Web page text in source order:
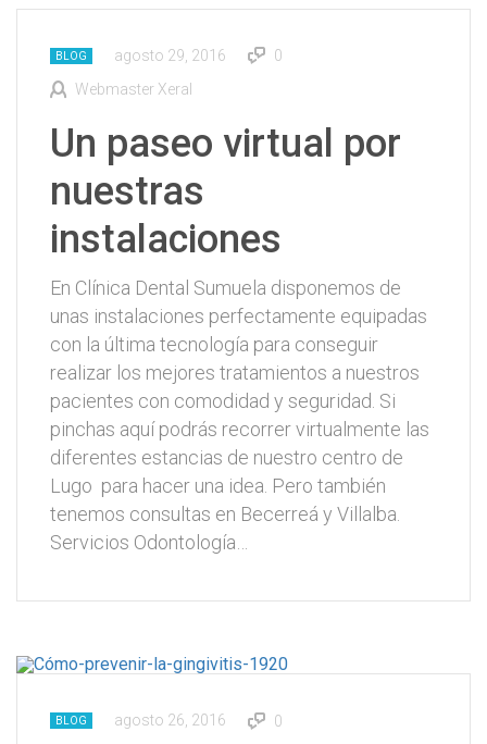
BLOG agosto 29, 2016
0
Webmaster Xeral
Un paseo virtual por
nuestras
instalaciones
En Clínica Dental Sumuela disponemos de
unas instalaciones perfectamente equipadas
con la última tecnología para conseguir
realizar los mejores tratamientos a nuestros
pacientes con comodidad y seguridad. Si
pinchas aquí podrás recorrer virtualmente las
diferentes estancias de nuestro centro de
Lugo para hacer una idea. Pero también
tenemos consultas en Becerreá y Villalba.
Servicios Odontología…
BLOG agosto 26, 2016
0